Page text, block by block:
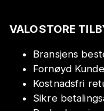
VALOSTORE
Bransjens
Fornøyd
Kostnadsfri
Sikre